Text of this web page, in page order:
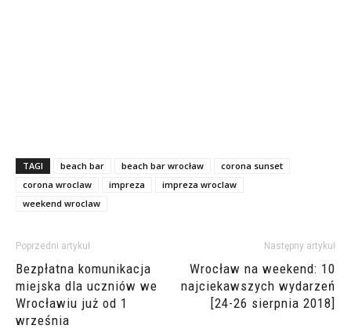
TAGI beach bar beach bar wrocław
corona sunset
corona wroclaw
impreza
impreza wroclaw
weekend wroclaw
Poprzedni artykuł
Bezpłatna komunikacja
miejska dla uczniów we
Wrocławiu już od 1
września
Następny artykuł
Wrocław na weekend: 10
najciekawszych wydarzeń
[24-26 sierpnia 2018]